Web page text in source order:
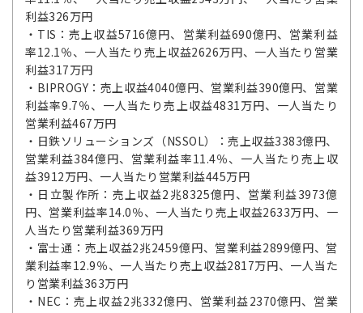
利益326万円
・TIS：売上収益5716億円、営業利益690億円、営業利益
率12.1％、一人当たり売上収益2626万円、一人当たり営業
利益317万円
・BIPROGY：売上収益4040億円、営業利益390億円、営業
利益率9.7％、一人当たり売上収益4831万円、一人当たり
営業利益467万円
・日鉄ソリューションズ（NSSOL）：売上収益3383億円、
営業利益384億円、営業利益率11.4％、一人当たり売上収
益3912万円、一人当たり営業利益445万円
・日立製作所：売上収益2兆8325億円、営業利益3973億
円、営業利益率14.0％、一人当たり売上収益2633万円、一
人当たり営業利益369万円
・富士通：売上収益2兆2459億円、営業利益2899億円、営
業利益率12.9％、一人当たり売上収益2817万円、一人当た
り営業利益363万円
・NEC：売上収益2兆332億円、営業利益2370億円、営業